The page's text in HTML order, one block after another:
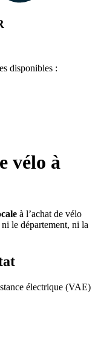
disponibles :
vélo à
à l’achat de vélo
le département, ni la
électrique (VAE)